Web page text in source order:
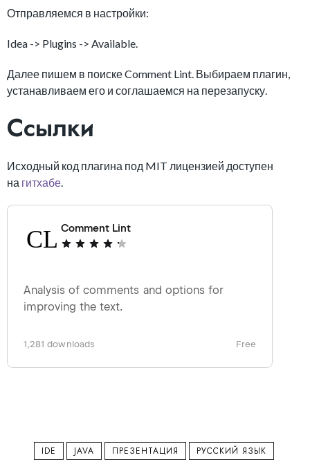
Отправляемся в настройки:
Idea -> Plugins -> Available.
Далее пишем в поиске Comment Lint. Выбираем плагин,
устанавливаем его и соглашаемся на перезапуску.
Ссылки
Исходный код плагина под MIT лицензией доступен
на гитхабе
IDE JAVA ПРЕЗЕНТАЦИЯ РУССКИЙ ЯЗЫК